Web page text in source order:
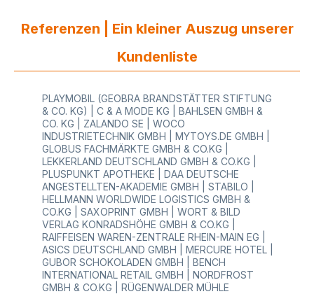
Referenzen | Ein kleiner Auszug unserer
Kundenliste
PLAYMOBIL (GEOBRA BRANDSTÄTTER STIFTUNG
& CO. KG) | C & A MODE KG | BAHLSEN GMBH &
CO. KG | ZALANDO SE | WOCO
INDUSTRIETECHNIK GMBH | MYTOYS.DE GMBH |
GLOBUS FACHMÄRKTE GMBH & CO.KG |
LEKKERLAND DEUTSCHLAND GMBH & CO.KG |
PLUSPUNKT APOTHEKE | DAA DEUTSCHE
ANGESTELLTEN-AKADEMIE GMBH | STABILO |
HELLMANN WORLDWIDE LOGISTICS GMBH &
CO.KG | SAXOPRINT GMBH | WORT & BILD
VERLAG KONRADSHÖHE GMBH & CO.KG |
RAIFFEISEN WAREN-ZENTRALE RHEIN-MAIN EG |
ASICS DEUTSCHLAND GMBH | MERCURE HOTEL |
GUBOR SCHOKOLADEN GMBH | BENCH
INTERNATIONAL RETAIL GMBH | NORDFROST
GMBH & CO.KG | RÜGENWALDER MÜHLE